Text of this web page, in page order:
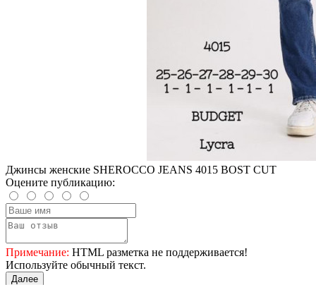
Джинсы женские SHEROCCO JEANS 4015 BOST CUT
Оцените публикацию:
Примечание: HTML разметка не поддерживается!
Используйте обычный текст.
Далее